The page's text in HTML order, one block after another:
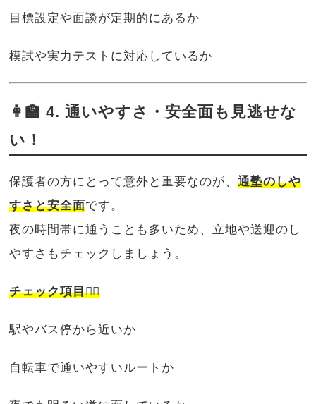
目標設定や面談が定期的にあるか
模試や実力テストに対応しているか
👩‍🏫 4. 通いやすさ・安全面も見逃せな
い！
保護者の方にとって意外と重要なのが、通塾のしや
すさと安全面です。
夜の時間帯に通うことも多いため、立地や送迎のし
やすさもチェックしましょう。
チェック項目🚶‍♀️
駅やバス停から近いか
自転車で通いやすいルートか